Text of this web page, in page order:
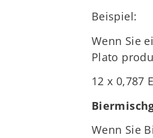
Beispiel:
Wenn Sie
Plato
12 x 0,787
Wenn Sie